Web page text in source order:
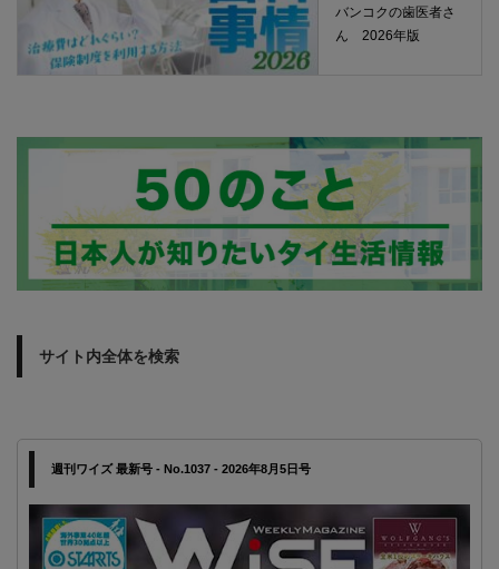
バンコクの歯医者さ
ん 2026年版
サイト内全体を検索
週刊ワイズ 最新号 - No.1037 - 2026年8月5日号